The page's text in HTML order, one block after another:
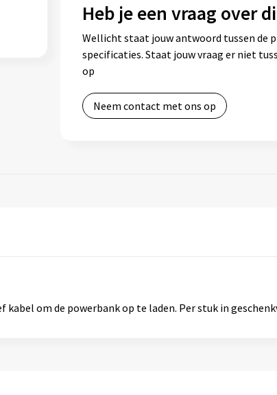
Heb je een vraag over
Wellicht staat jouw antwoord tussen de
specificaties. Staat jouw vraag er niet
op
Neem contact met ons op
om de powerbank op te laden. Per stuk in